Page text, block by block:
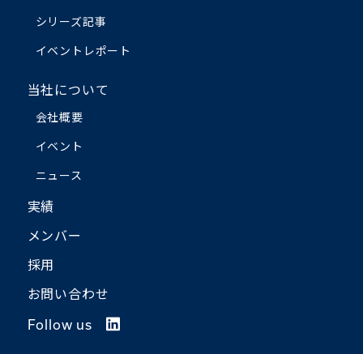
シリーズ記事
イベントレポート
当社について
会社概要
イベント
ニュース
実績
メンバー
採用
お問い合わせ
Follow us